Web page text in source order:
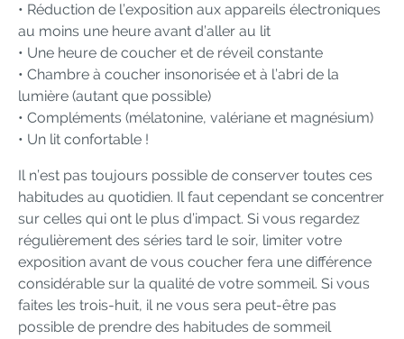
• Réduction de l’exposition aux appareils électroniques
au moins une heure avant d’aller au lit
• Une heure de coucher et de réveil constante
• Chambre à coucher insonorisée et à l’abri de la
lumière (autant que possible)
• Compléments (mélatonine, valériane et magnésium)
• Un lit confortable !
Il n’est pas toujours possible de conserver toutes ces
habitudes au quotidien. Il faut cependant se concentrer
sur celles qui ont le plus d’impact. Si vous regardez
régulièrement des séries tard le soir, limiter votre
exposition avant de vous coucher fera une différence
considérable sur la qualité de votre sommeil. Si vous
faites les trois-huit, il ne vous sera peut-être pas
possible de prendre des habitudes de sommeil